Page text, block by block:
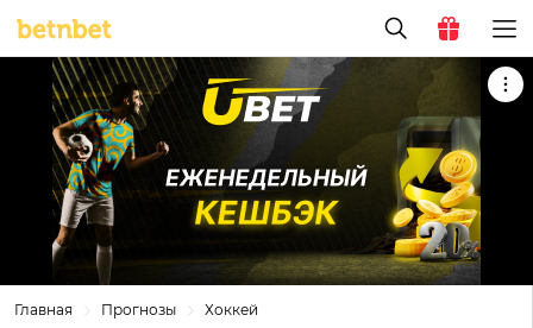
Главная Прогнозы Хоккей